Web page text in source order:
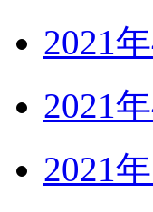
2021
2021
2021